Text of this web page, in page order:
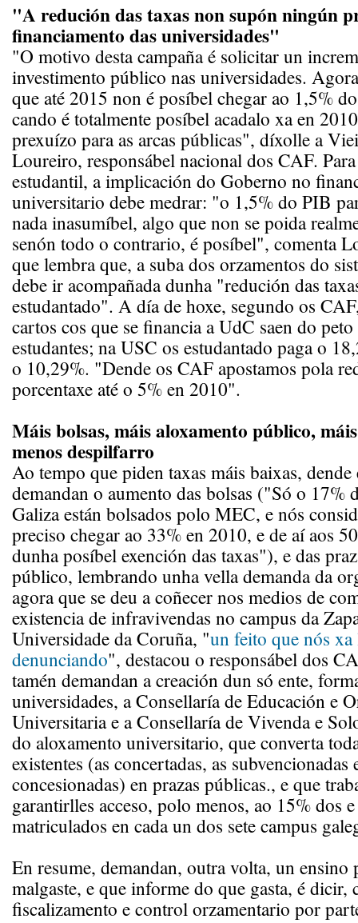
"A redución das taxas non supón ningún
financiamento das universidades"
"O motivo desta campaña é solicitar un
investimento público nas universidades.
que até 2015 non é posíbel chegar ao 1,5%
cando é totalmente posíbel acadalo xa en
prexuízo para as arcas públicas", díxolle a
Loureiro, responsábel nacional dos CAF.
estudantil, a implicación do Goberno no
universitario debe medrar: "o 1,5% do PIB
nada inasumíbel, algo que non se poida
senón todo o contrario, é posíbel", comenta
que lembra que, a suba dos orzamentos do
debe ir acompañada dunha "redución das
estudantado". A día de hoxe, segundo os
cartos cos que se financia a UdC saen do peto
estudantes; na USC os estudantado paga o
o 10,29%. "Dende os CAF apostamos pola
porcentaxe até o 5% en 2010".
Máis bolsas, máis aloxamento público,
menos despilfarro
Ao tempo que piden taxas máis baixas,
demandan o aumento das bolsas ("Só o 17%
Galiza están bolsados polo MEC, e nós
preciso chegar ao 33% en 2010, e de aí aos
dunha posíbel exención das taxas"), e das
público, lembrando unha vella demanda da
agora que se deu a coñecer nos medios de
existencia de infravivendas no campus da
Universidade da Coruña, "un feito que nós
denunciando", destacou o responsábel dos
tamén demandan a creación dun só ente,
universidades, a Consellaría de Educación e
Universitaria e a Consellaría de Vivenda e
do aloxamento universitario, que converta
existentes (as concertadas, as subvencionadas
concesionadas) en prazas públicas., e que
garantirlles acceso, polo menos, ao 15% dos e
matriculados en cada un dos sete campus
En resume, demandan, outra volta, un
malgaste, e que informe do que gasta, é dicir,
fiscalizamento e control orzamentario por